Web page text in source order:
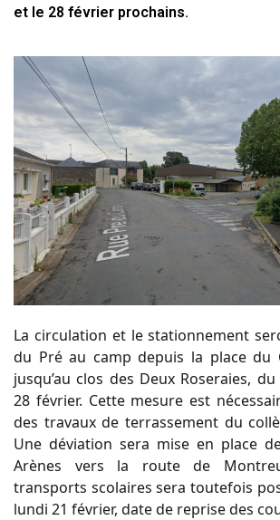
et le 28 février prochains.
La circulation et le stationnement
du Pré au camp depuis la place du
jusqu’au clos des Deux Roseraies,
28 février. Cette mesure est
des travaux de terrassement du
Une déviation sera mise en place
Arènes vers la route de
transports scolaires sera toutefois
lundi 21 février, date de reprise des